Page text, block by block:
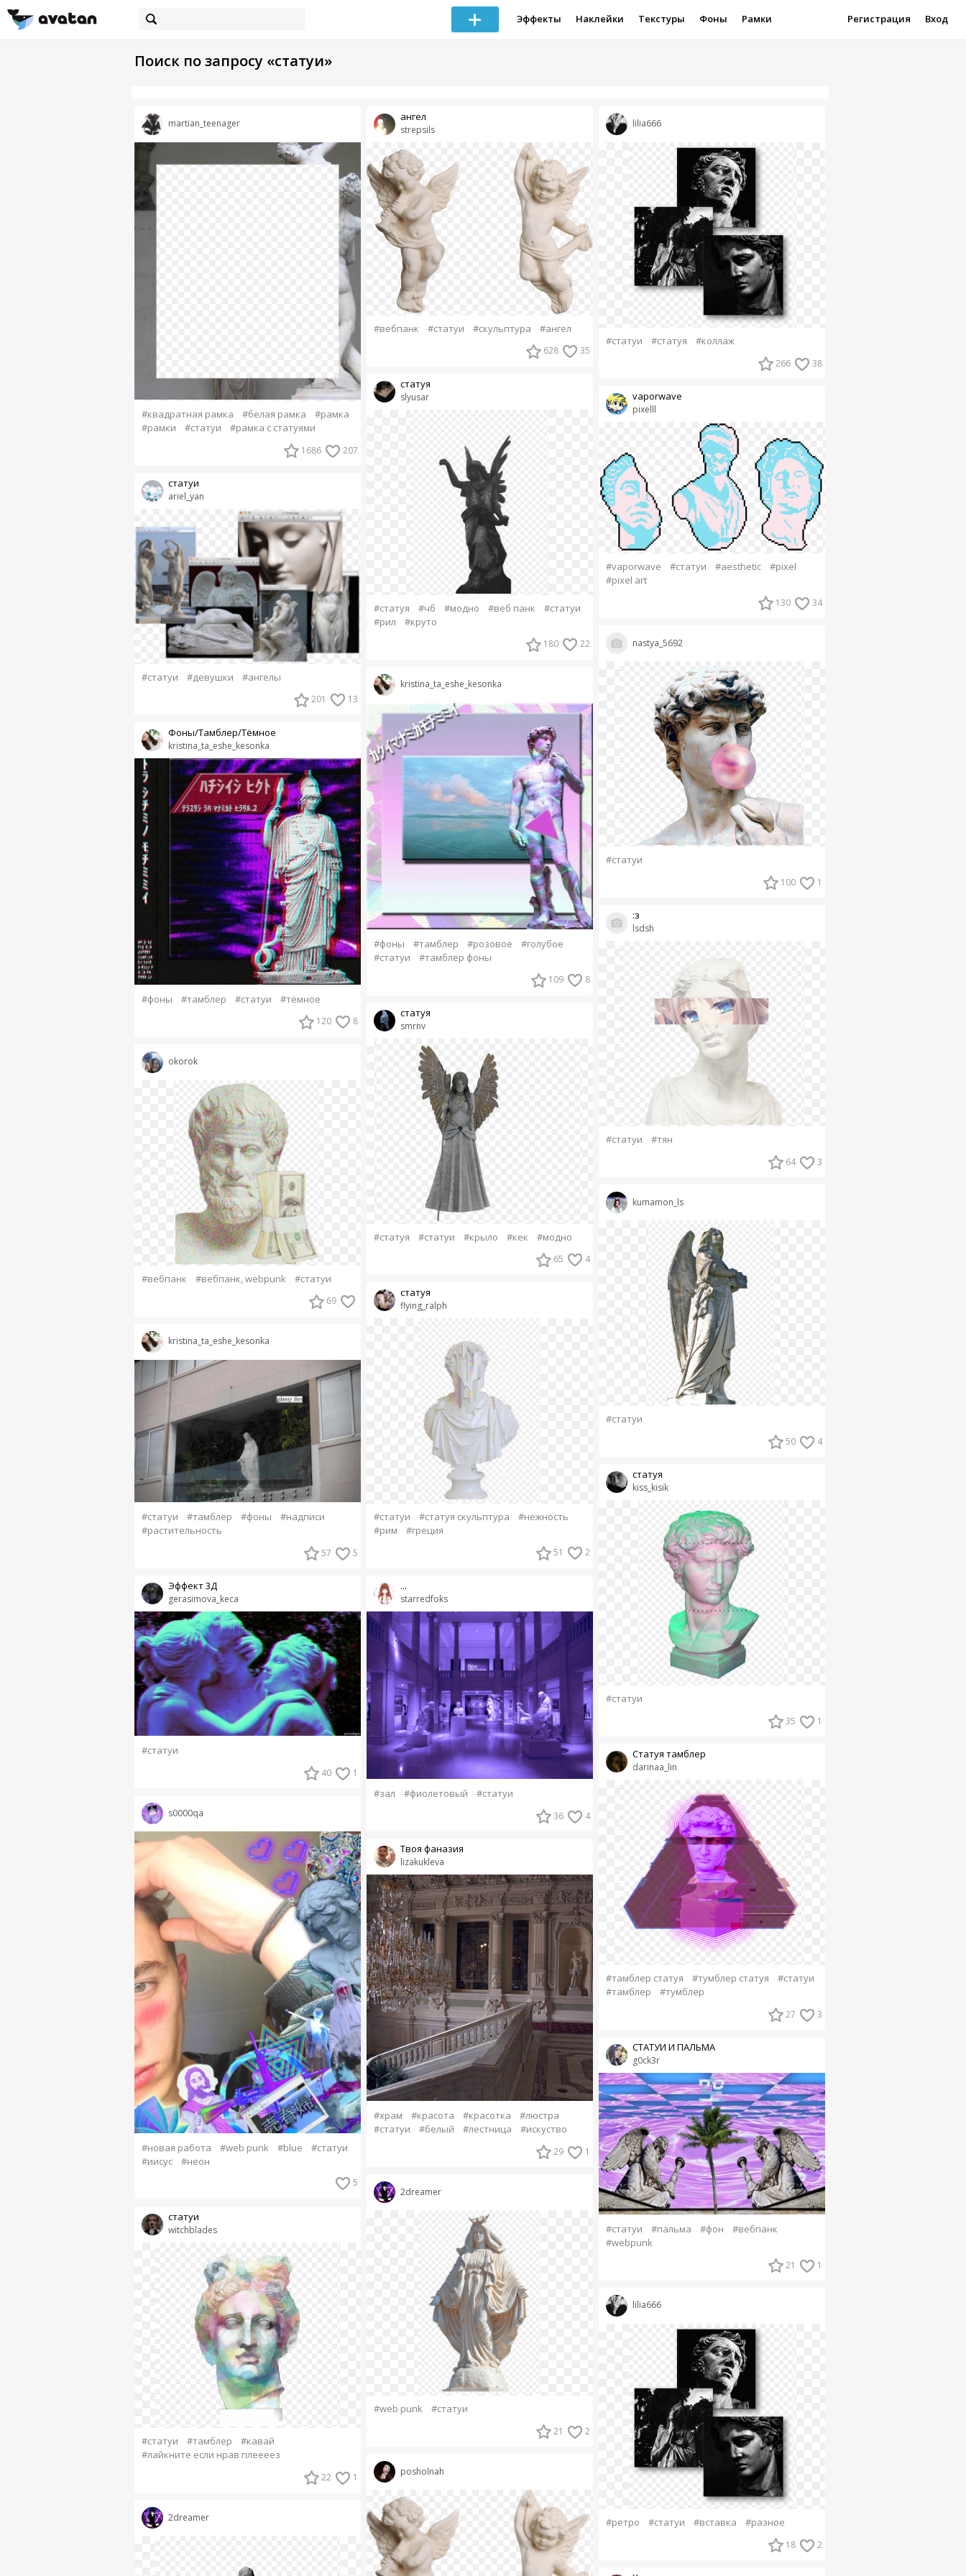
Эффекты Наклейки Текстуры Фоны Рамки Регистрация Вход
Поиск по запросу «статуи»
martian_teenager
#квадратная рамка #белая рамка
#рамка
#рамки
#статуи #рамка с статуями
1686 207
ariel_yan
статуи
#статуи #девушки #ангелы
201 13
kristina_ta_eshe_kesonka
Фоны/Тамблер/Тёмное
#фоны #тамблер #статуи #тёмное
120 8
okorok
#вебпанк #вебпанк, webpunk #статуи
69
kristina_ta_eshe_kesonka
#статуи #тамблер #фоны
#надписи
#растительность
57 5
gerasimova_keca
Эффект 3Д
#статуи
40 1
s0000qa
#новая работа #web punk #blue
#статуи
#иисус
#неон
5
witchblades
статуи
#статуи #тамблер
#кавай
#лайкните если нрав плеееез
22 1
2dreamer
strepsils
ангел
#вебпанк #статуи #скульптура #ангел
628 35
slyusar
статуя
#статуя #чб #модно #веб панк
#статуи
#рил
#круто
180 22
kristina_ta_eshe_kesonka
#фоны #тамблер #розовое
#голубое
#статуи
#тамблер фоны
109 8
smrnv
статуя
#статуя #статуи #крыло #кек #модно
65 4
flying_ralph
статуя
#статуи #статуя скульптура
#нежность
#рим
#греция
51 2
starredfoks
...
#зал #фиолетовый #статуи
36 4
lizakukleva
Твоя фаназия
#храм #красота #красотка
#люстра
#статуи
#белый #лестница #искуство
29 1
2dreamer
#web punk #статуи
21 2
posholnah
lilia666
#статуи #статуя #коллаж
266 38
pixelll
vaporwave
#vaporwave #статуи #aesthetic
#pixel
#pixel art
130 34
nastya_5692
#статуи
100 1
lsdsh
:з
#статуи #тян
64 3
kumamon_ls
#статуи
50 4
kiss_kisik
статуя
#статуи
35 1
darinaa_lin
Статуя тамблер
#тамблер статуя #тумблер статуя
#статуи
#тамблер
#тумблер
27 3
g0ck3r
СТАТУИ И ПАЛЬМА
#статуи #пальма #фон
#вебпанк
#webpunk
21 1
lilia666
#ретро #статуи #вставка #разное
18 2